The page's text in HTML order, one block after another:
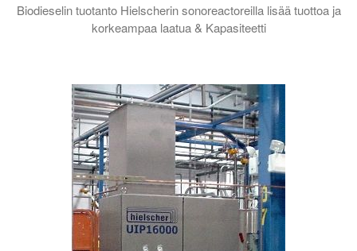
Biodieselin tuotanto Hielscherin sonoreactoreilla lisää tuottoa ja
korkeampaa laatua & Kapasiteetti